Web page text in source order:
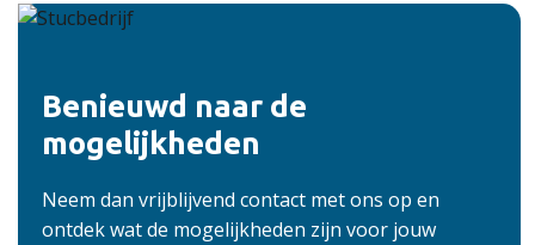
Benieuwd naar de
mogelijkheden
Neem dan vrijblijvend contact met ons op en
ontdek wat de mogelijkheden zijn voor jouw